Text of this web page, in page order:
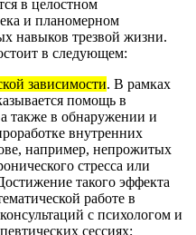
в целостном
и планомерном
навыков трезвой жизни.
в следующем:
зависимости. В рамках
помощь в
также в обнаружении и
внутренних
например, непрожитых
стресса или
такого эффекта
работе в
с психологом и
сессиях;